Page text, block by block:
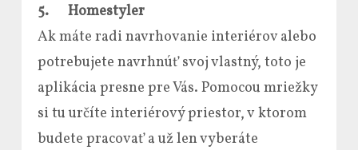
5. Homestyler
Ak máte radi navrhovanie interiérov alebo
potrebujete navrhnúť svoj vlastný, toto je
aplikácia presne pre Vás. Pomocou mriežky
si tu určíte interiérový priestor, v ktorom
budete pracovať a už len vyberáte